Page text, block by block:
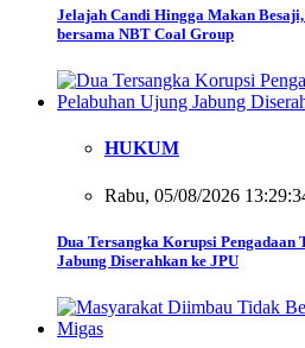
Jelajah Candi Hingga Makan
bersama NBT Coal Group
HUKUM
Rabu, 05/08/2026
Dua Tersangka Korupsi Pengadaan
Jabung Diserahkan ke JPU